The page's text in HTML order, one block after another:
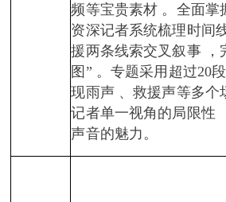
频等宝贵素材 。全面掌
资深记者系统梳理时间
援两条线索交叉叙事 ，
图” 。专题采用超过20
现雨声 、救援声等多个
记者单一视角的局限性
声音的魅力。